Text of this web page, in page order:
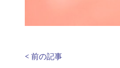
< 前の記事